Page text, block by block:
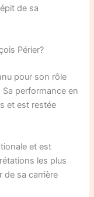
de sa
Périer?
pour son rôle
Sa performance en
et est restée
et est
les plus
de sa carrière